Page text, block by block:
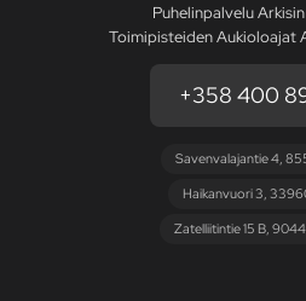
Puhelinpalvelu
Toimipisteiden Aukioloajat
+358 400
Savenvalajantie 4,
Haikanvuori 3,
Zatelliitintie 15 B,